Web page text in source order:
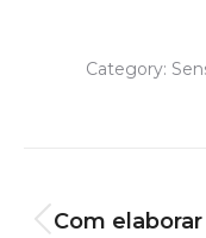
Category:
Com